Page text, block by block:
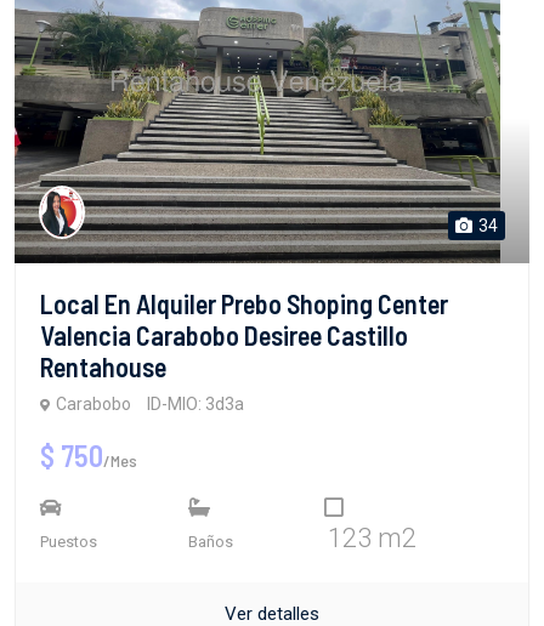
34
Local En Alquiler Prebo Shoping Center
Valencia Carabobo Desiree Castillo
Rentahouse
Carabobo ID-MIO: 3d3a
$ 750/Mes
Puestos Baños 123 m2
Ver detalles